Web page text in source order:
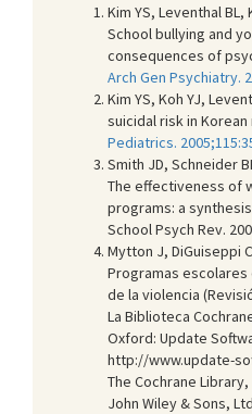
Kim YS, Leventhal BL,
School bullying and
consequences of
Arch Gen Psychiatry.
Kim YS, Koh YJ,
suicidal risk in
Pediatrics.
Smith JD, Schneider
The effectiveness of
programs: a
School Psych Rev.
Mytton J, DiGuiseppi
Programas
de la violencia
La Biblioteca
Oxford: Update
http://www.update-
The Cochrane
John Wiley & Sons,